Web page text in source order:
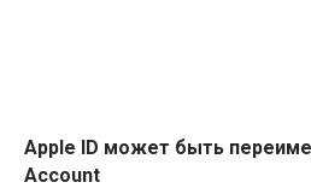
Apple ID может быть
Account